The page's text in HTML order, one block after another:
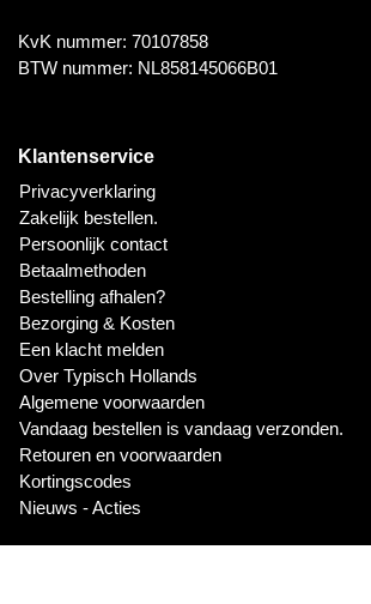
KvK nummer: 70107858
BTW nummer: NL858145066B01
Klantenservice
Privacyverklaring
Zakelijk bestellen.
Persoonlijk contact
Betaalmethoden
Bestelling afhalen?
Bezorging & Kosten
Een klacht melden
Over Typisch Hollands
Algemene voorwaarden
Vandaag bestellen is vandaag verzonden.
Retouren en voorwaarden
Kortingscodes
Nieuws - Acties